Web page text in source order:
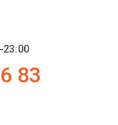
23:00
83